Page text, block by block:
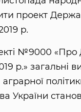
проект
р.
№9000
р.» загальні
аграрної
України